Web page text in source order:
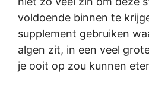
voldoende binnen te
supplement gebruiken
algen zit, in een veel
je ooit op zou kunnen